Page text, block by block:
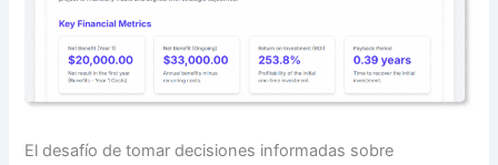
El desafío de tomar decisiones informadas sobre